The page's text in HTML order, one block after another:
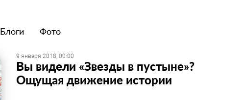
Блоги Фото
9 января 2018, 00:00
Вы видели «Звезды в пустыне»?
Ощущая движение истории